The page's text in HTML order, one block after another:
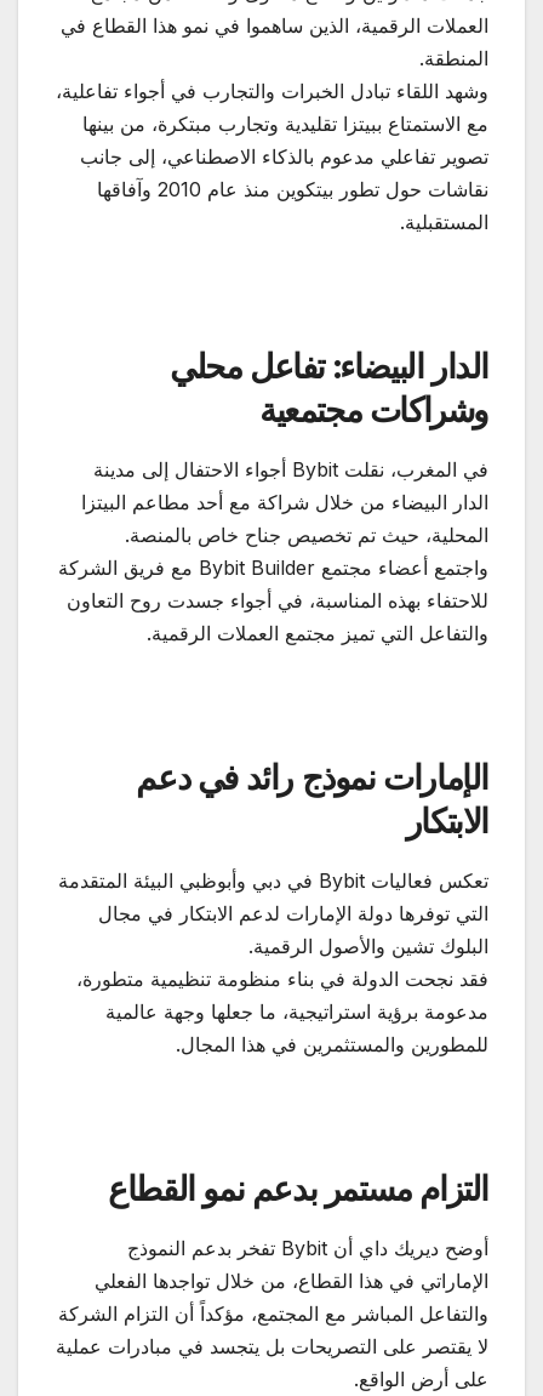
العملات الرقمية، الذين ساهموا في نمو هذا القطاع في
المنطقة.
وشهد اللقاء تبادل الخبرات والتجارب في أجواء تفاعلية،
مع الاستمتاع ببيتزا تقليدية وتجارب مبتكرة، من بينها
تصوير تفاعلي مدعوم بالذكاء الاصطناعي، إلى جانب
نقاشات حول تطور بيتكوين منذ عام 2010 وآفاقها
المستقبلية.
الدار البيضاء: تفاعل محلي
وشراكات مجتمعية
في المغرب، نقلت Bybit أجواء الاحتفال إلى مدينة
الدار البيضاء من خلال شراكة مع أحد مطاعم البيتزا
المحلية، حيث تم تخصيص جناح خاص بالمنصة.
واجتمع أعضاء مجتمع Bybit Builder مع فريق الشركة
للاحتفاء بهذه المناسبة، في أجواء جسدت روح التعاون
والتفاعل التي تميز مجتمع العملات الرقمية.
الإمارات نموذج رائد في دعم
الابتكار
تعكس فعاليات Bybit في دبي وأبوظبي البيئة المتقدمة
التي توفرها دولة الإمارات لدعم الابتكار في مجال
البلوك تشين والأصول الرقمية.
فقد نجحت الدولة في بناء منظومة تنظيمية متطورة،
مدعومة برؤية استراتيجية، ما جعلها وجهة عالمية
للمطورين والمستثمرين في هذا المجال.
التزام مستمر بدعم نمو القطاع
أوضح ديريك داي أن Bybit تفخر بدعم النموذج
الإماراتي في هذا القطاع، من خلال تواجدها الفعلي
والتفاعل المباشر مع المجتمع، مؤكداً أن التزام الشركة
لا يقتصر على التصريحات بل يتجسد في مبادرات عملية
على أرض الواقع.